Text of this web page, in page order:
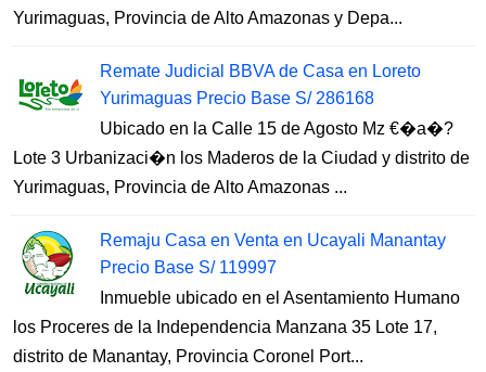
Yurimaguas, Provincia de Alto Amazonas y Depa...
Remate Judicial BBVA de Casa en Loreto
Yurimaguas Precio Base S/ 286168
Ubicado en la Calle 15 de Agosto Mz €�a�?
Lote 3 Urbanizaci�n los Maderos de la Ciudad y distrito de
Yurimaguas, Provincia de Alto Amazonas ...
Remaju Casa en Venta en Ucayali Manantay
Precio Base S/ 119997
Inmueble ubicado en el Asentamiento Humano
los Proceres de la Independencia Manzana 35 Lote 17,
distrito de Manantay, Provincia Coronel Port...